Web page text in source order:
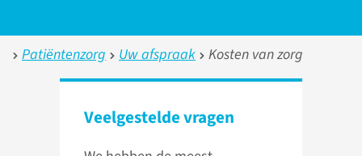
Patiëntenzorg Uw afspraak Kosten van zorg
Veelgestelde vragen